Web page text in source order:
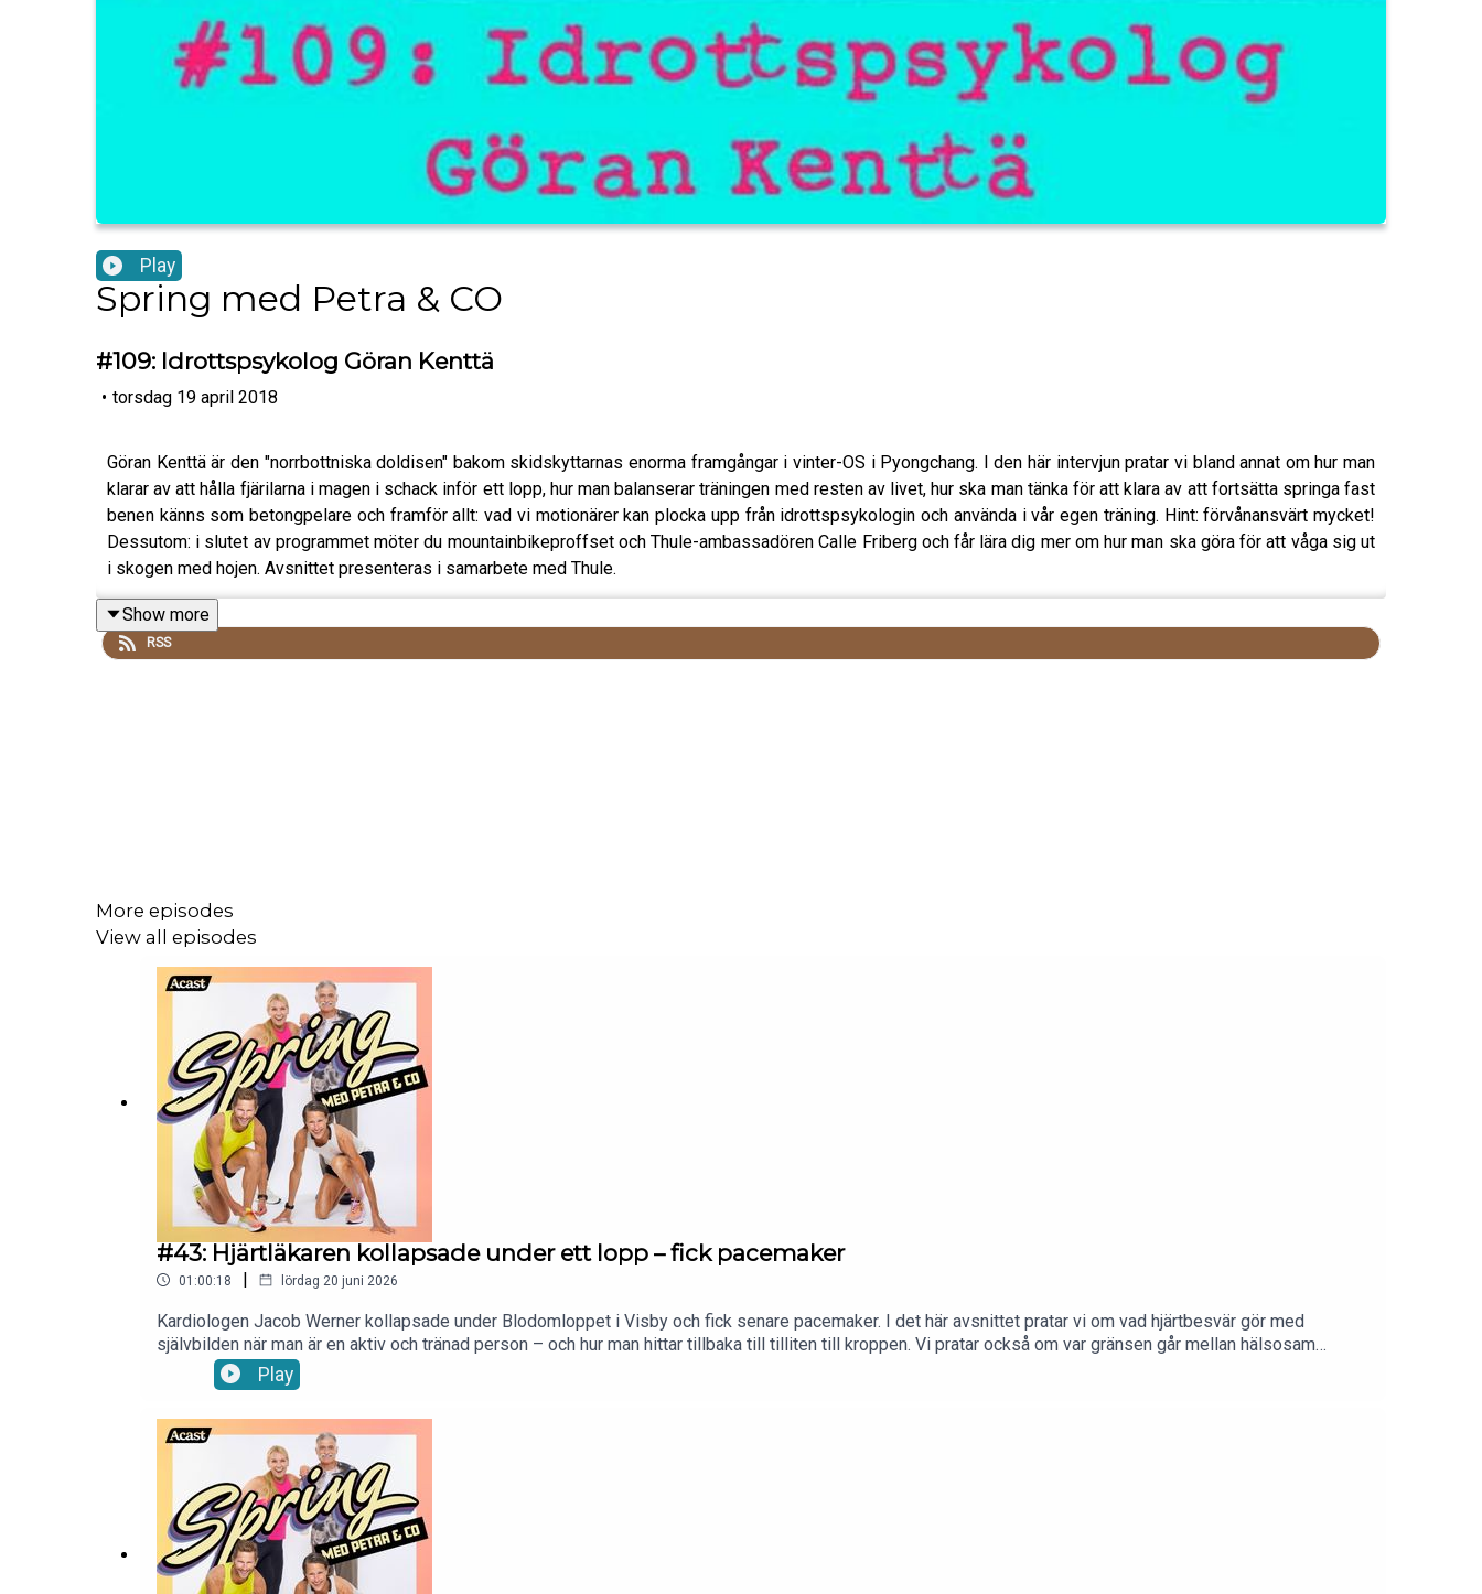
Play
Spring med Petra & CO
#109: Idrottspsykolog Göran Kenttä
• torsdag 19 april 2018
Göran Kenttä är den "norrbottniska doldisen" bakom skidskyttarnas enorma framgångar i vinter-OS i Pyongchang. I den här intervjun pratar vi bland annat om hur man
klarar av att hålla fjärilarna i magen i schack inför ett lopp, hur man balanserar träningen med resten av livet, hur ska man tänka för att klara av att fortsätta springa fast
benen känns som betongpelare och framför allt: vad vi motionärer kan plocka upp från idrottspsykologin och använda i vår egen träning. Hint: förvånansvärt mycket!
Dessutom: i slutet av programmet möter du mountainbikeproffset och Thule-ambassadören Calle Friberg och får lära dig mer om hur man ska göra för att våga sig ut
i skogen med hojen. Avsnittet presenteras i samarbete med Thule.
Show more
RSS
More episodes
View all episodes
#43: Hjärtläkaren kollapsade under ett lopp – fick pacemaker
01:00:18 | lördag 20 juni 2026
Kardiologen Jacob Werner kollapsade under Blodomloppet i Visby och fick senare pacemaker. I det här avsnittet pratar vi om vad hjärtbesvär gör med
självbilden när man är en aktiv och tränad person – och hur man hittar tillbaka till tilliten till kroppen. Vi pratar också om var gränsen går mellan hälsosam
uthållighetsträning och risk, vilka hjärtsignaler motionärer aldrig ska ignorera, varför träning med infektion kan vara farligt och hur man ska tänka kring hög puls,
rytmrubbningar och återhämtning. Dessutom ger Jacob sin syn på Fredrik Nyströms varningar om löpning och hjärta – och på influencerrådet till kvinnor 50+
medier:Instagram: https://www.instagram.com/springmedpetraFacebook: https://www.facebook.com/springmedpetraFölj
Petra:Instagram: https://www.instagram.com/maratonpetraVill du nå en aktiv och köpstark målgrupp?Bli samarbetspartner till Spring med Petra & CO! Mejla
petra.manstrom@gmail.com så snackar vi vidare!
Play